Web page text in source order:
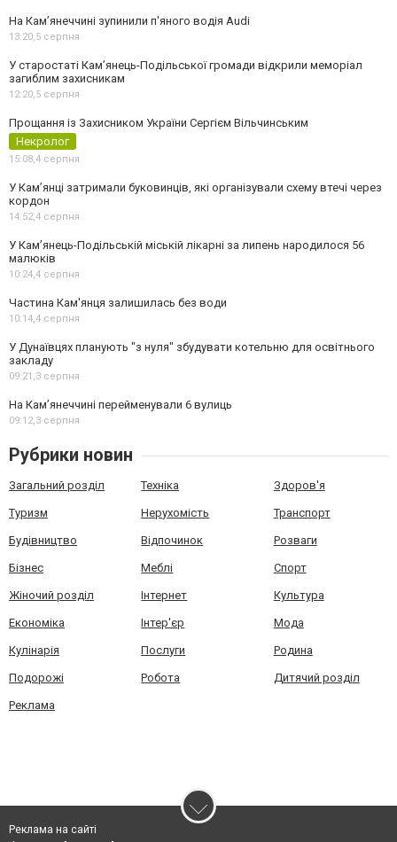
На Камʼянеччині зупинили п'яного водія Audi
13:20,5 серпня
У старостаті Кам’янець-Подільської громади відкрили меморіал
загиблим захисникам
12:20,5 серпня
Прощання із Захисником України Сергієм Вільчинським
Некролог
15:08,4 серпня
У Кам’янці затримали буковинців, які організували схему втечі через
кордон
14:52,4 серпня
У Кам’янець-Подільській міській лікарні за липень народилося 56
малюків
10:24,4 серпня
Частина Кам'янця залишилась без води
10:14,4 серпня
У Дунаївцях планують "з нуля" збудувати котельню для освітнього
закладу
09:21,3 серпня
На Камʼянеччині перейменували 6 вулиць
09:12,3 серпня
Рубрики новин
Загальний розділ Техніка Здоров'я
Туризм Нерухомість Транспорт
Будівництво Відпочинок Розваги
Бізнес Меблі Спорт
Жіночий розділ Інтернет Культура
Економіка Інтер'єр Мода
Кулінарія Послуги Родина
Подорожі Робота Дитячий розділ
Реклама
Реклама на сайті